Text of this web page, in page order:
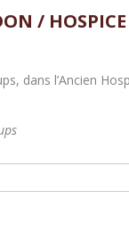
/
dans l’Ancien